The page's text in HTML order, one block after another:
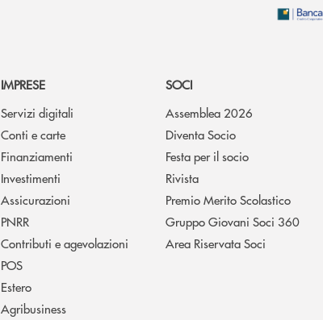
IMPRESE
Servizi digitali
Conti e carte
Finanziamenti
Investimenti
Assicurazioni
PNRR
Contributi e agevolazioni
POS
Estero
Agribusiness
SOCI
Assemblea 2026
Diventa Socio
Festa per il socio
Rivista
Premio Merito Scolastico
Gruppo Giovani Soci 360
Area Riservata Soci